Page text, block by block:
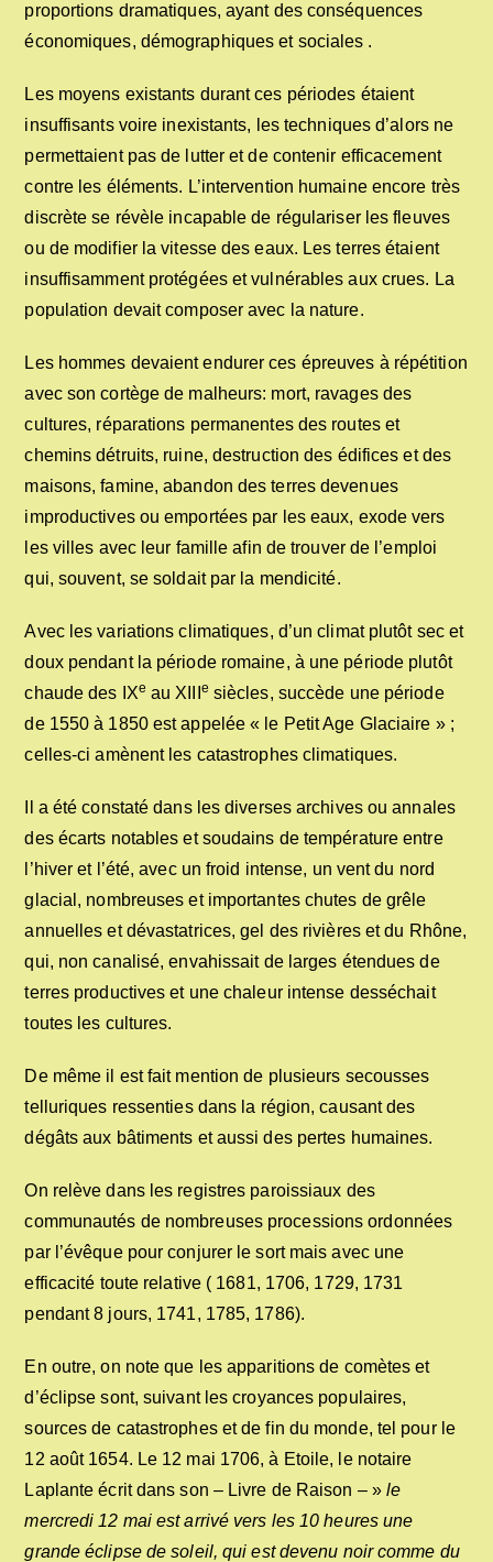
proportions dramatiques, ayant des conséquences
économiques, démographiques et sociales .
Les moyens existants durant ces périodes étaient
insuffisants voire inexistants, les techniques d’alors ne
permettaient pas de lutter et de contenir efficacement
contre les éléments. L’intervention humaine encore très
discrète se révèle incapable de régulariser les fleuves
ou de modifier la vitesse des eaux. Les terres étaient
insuffisamment protégées et vulnérables aux crues. La
population devait composer avec la nature.
Les hommes devaient endurer ces épreuves à répétition
avec son cortège de malheurs: mort, ravages des
cultures, réparations permanentes des routes et
chemins détruits, ruine, destruction des édifices et des
maisons, famine, abandon des terres devenues
improductives ou emportées par les eaux, exode vers
les villes avec leur famille afin de trouver de l’emploi
qui, souvent, se soldait par la mendicité.
Avec les variations climatiques, d’un climat plutôt sec et
doux pendant la période romaine, à une période plutôt
chaude des IXe au XIII e siècles, succède une période
de 1550 à 1850 est appelée « le Petit Age Glaciaire » ;
celles-ci amènent les catastrophes climatiques.
Il a été constaté dans les diverses archives ou annales
des écarts notables et soudains de température entre
l’hiver et l’été, avec un froid intense, un vent du nord
glacial, nombreuses et importantes chutes de grêle
annuelles et dévastatrices, gel des rivières et du Rhône,
qui, non canalisé, envahissait de larges étendues de
terres productives et une chaleur intense desséchait
toutes les cultures.
De même il est fait mention de plusieurs secousses
telluriques ressenties dans la région, causant des
dégâts aux bâtiments et aussi des pertes humaines.
On relève dans les registres paroissiaux des
communautés de nombreuses processions ordonnées
par l’évêque pour conjurer le sort mais avec une
efficacité toute relative ( 1681, 1706, 1729, 1731
pendant 8 jours, 1741, 1785, 1786).
En outre, on note que les apparitions de comètes et
d’éclipse sont, suivant les croyances populaires,
sources de catastrophes et de fin du monde, tel pour le
12 août 1654. Le 12 mai 1706, à Etoile, le notaire
Laplante écrit dans son – Livre de Raison – »le
mercredi 12 mai est arrivé vers les 10 heures une
grande éclipse de soleil, qui est devenu noir comme du